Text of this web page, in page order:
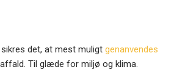
det, at mest muligt genanvendes
Til glæde for miljø og klima.